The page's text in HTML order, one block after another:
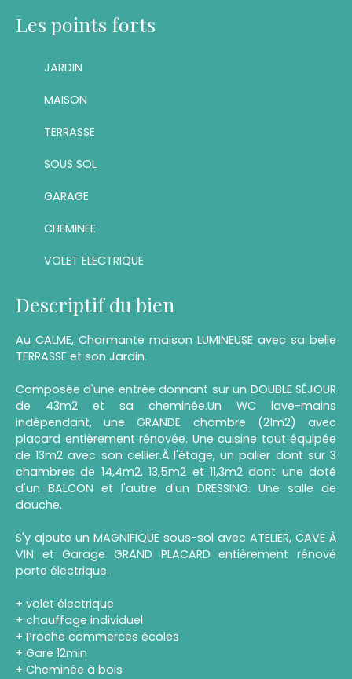
Les points forts
JARDIN
MAISON
TERRASSE
SOUS SOL
GARAGE
CHEMINEE
VOLET ELECTRIQUE
Descriptif du bien
Au CALME, Charmante maison LUMINEUSE avec sa belle
TERRASSE et son Jardin.
Composée d'une entrée donnant sur un DOUBLE SÉJOUR
de 43m2 et sa cheminée.Un WC lave-mains
indépendant, une GRANDE chambre (21m2) avec
placard entièrement rénovée. Une cuisine tout équipée
de 13m2 avec son cellier.À l'étage, un palier dont sur 3
chambres de 14,4m2, 13,5m2 et 11,3m2 dont une doté
d'un BALCON et l'autre d'un DRESSING. Une salle de
douche.
S'y ajoute un MAGNIFIQUE sous-sol avec ATELIER, CAVE À
VIN et Garage GRAND PLACARD entièrement rénové
porte électrique.
+ volet électrique
+ chauffage individuel
+ Proche commerces écoles
+ Gare 12min
+ Cheminée à bois